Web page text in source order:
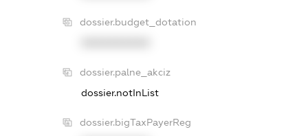
dossier.budget_dotation
dossier.palne_akciz
dossier.notInList
dossier.bigTaxPayerReg